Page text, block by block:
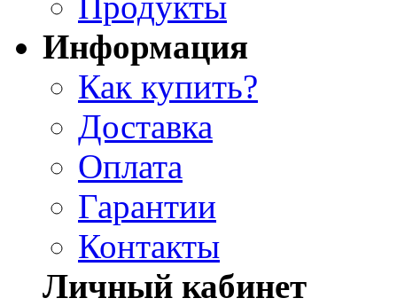
Информация
Как купить?
Доставка
Оплата
Гарантии
Контакты
Личный кабинет